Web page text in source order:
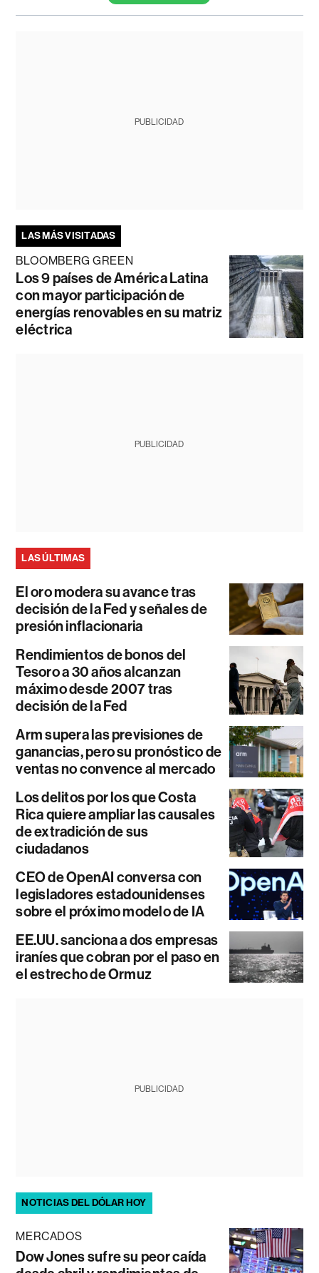
PUBLICIDAD
LAS MÁS VISITADAS
BLOOMBERG GREEN
Los 9 países de América Latina
con mayor participación de
energías renovables en su matriz
eléctrica
PUBLICIDAD
LAS ÚLTIMAS
El oro modera su avance tras
decisión de la Fed y señales de
presión inflacionaria
Rendimientos de bonos del
Tesoro a 30 años alcanzan
máximo desde 2007 tras
decisión de la Fed
Arm supera las previsiones de
ganancias, pero su pronóstico de
ventas no convence al mercado
Los delitos por los que Costa
Rica quiere ampliar las causales
de extradición de sus
ciudadanos
CEO de OpenAI conversa con
legisladores estadounidenses
sobre el próximo modelo de IA
EE.UU. sanciona a dos empresas
iraníes que cobran por el paso en
el estrecho de Ormuz
PUBLICIDAD
NOTICIAS DEL DÓLAR HOY
MERCADOS
Dow Jones sufre su peor caída